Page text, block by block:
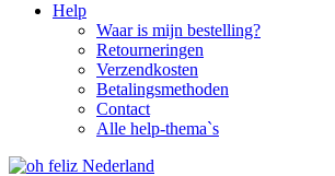
Help
Waar is mijn bestelling?
Retourneringen
Verzendkosten
Betalingsmethoden
Contact
Alle help-thema`s